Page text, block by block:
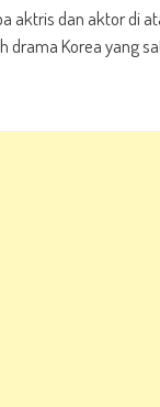
aktris dan aktor di
drama Korea yang